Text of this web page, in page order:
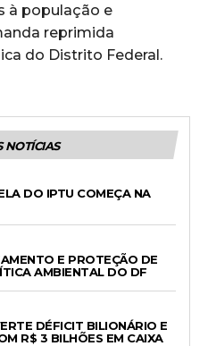
à população e
reprimida
do Distrito Federal.
NOTÍCIAS
DO IPTU COMEÇA NA
E PROTEÇÃO DE
AMBIENTAL DO DF
DÉFICIT BILIONÁRIO E
R$ 3 BILHÕES EM CAIXA